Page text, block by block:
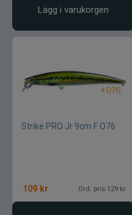
Lägg i varukorgen
Strike PRO Jr 9cm F O76
109 kr Ord. pris 129 kr